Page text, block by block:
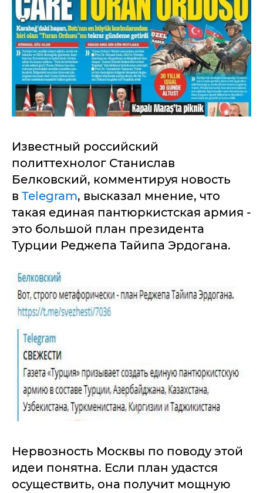
Известный российский
политтехнолог Станислав
Белковский, комментируя новость
в Telegram, высказал мнение, что
такая единая пантюркистская армия -
это большой план президента
Турции Реджепа Тайипа Эрдогана.
Нервозность Москвы по поводу этой
идеи понятна. Если план удастся
осуществить, она получит мощную